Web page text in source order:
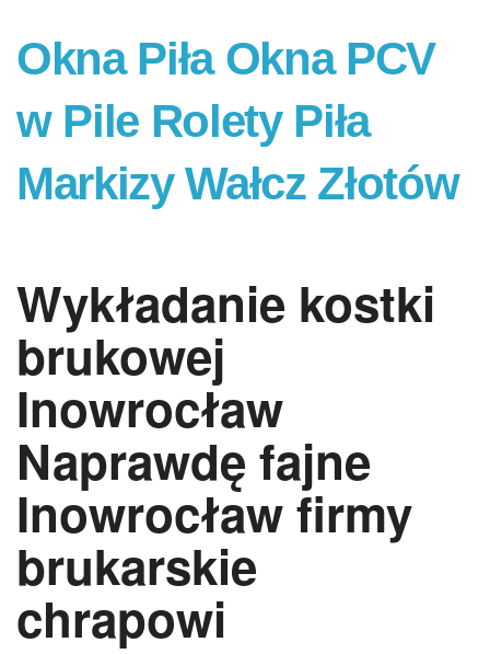
Okna Piła Okna PCV
w Pile Rolety Piła
Markizy Wałcz Złotów
Wykładanie kostki
brukowej
Inowrocław
Naprawdę fajne
Inowrocław firmy
brukarskie
chrapowi